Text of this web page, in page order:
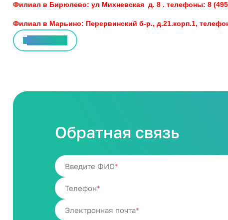
Филиал в Бирюлево: ул Михневская д. 8 . телефоны: 8 (495)
Филиал в Марьино: Перервинский б-р., д.21.корп.1,
Обратная связь
Введите ФИО
Телефон
Электронная почта